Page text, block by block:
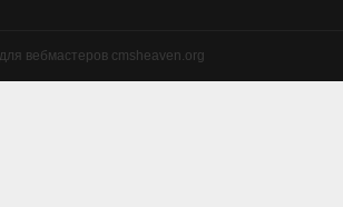
вебмастеров cmsheaven.org